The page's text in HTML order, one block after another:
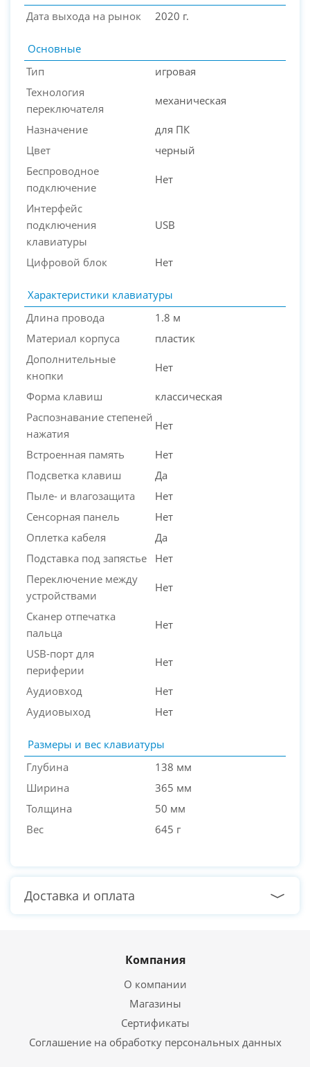
PC-Arena на карте Москвы — Яндекс Карты
Дата выхода на рынок
2020 г.
Основные
Тип
игровая
Технология
переключателя
механическая
Назначение
для ПК
Цвет
черный
Беспроводное
подключение
Нет
Интерфейс
подключения
клавиатуры
USB
Цифровой блок Нет
Характеристики клавиатуры
Длина провода
1.8 м
Материал корпуса
пластик
Дополнительные
кнопки
Нет
Форма клавиш
классическая
Распознавание степеней
нажатия
Нет
Встроенная память
Нет
Подсветка клавиш
Да
Пыле- и влагозащита
Нет
Сенсорная панель
Нет
Оплетка кабеля
Да
Подставка под запястье
Нет
Переключение между
устройствами
Нет
Сканер отпечатка
пальца
Нет
USB-порт для
периферии
Нет
Аудиовход
Нет
Аудиовыход
Нет
Размеры и вес клавиатуры
Глубина
138 мм
Ширина
365 мм
Толщина
50 мм
Вес
645 г
Доставка и оплата
Компания
О компании
Магазины
Сертификаты
Соглашение на обработку персональных данных